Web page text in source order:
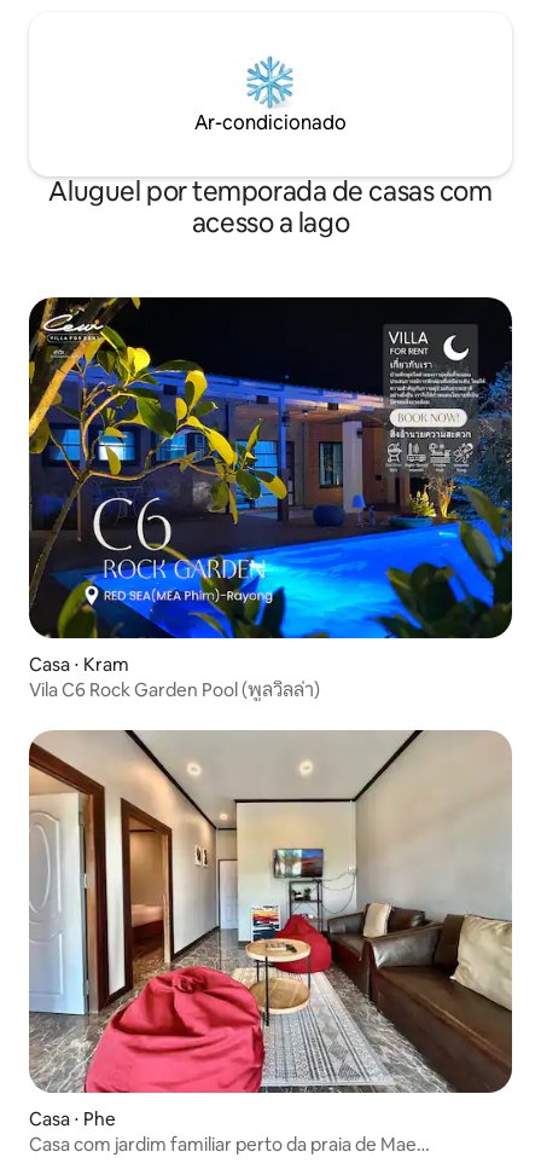
Ar-condicionado
Aluguel por temporada de casas com
acesso a lago
Casa ⋅ Kram
Vila C6 Rock Garden Pool (พูลวิลล่า)
Casa ⋅ Phe
Casa com jardim familiar perto da praia de Mae